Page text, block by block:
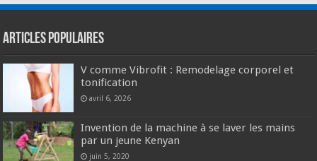
Articles populaires
V comme Vibrofit : Remodelage corporel et
tonification
avril 6, 2026
Invention de la machine à se laver les mains
par un jeune Kenyan
juin 5, 2020